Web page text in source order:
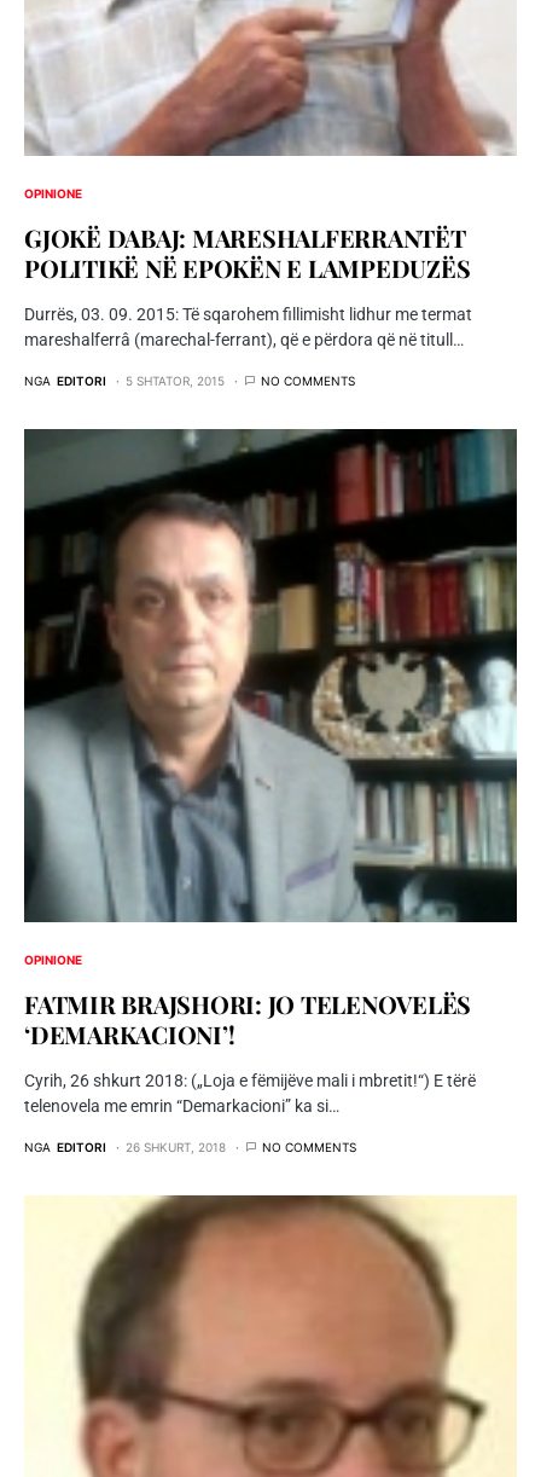
OPINIONE
GJOKË DABAJ: MARESHALFERRANTËT
POLITIKË NË EPOKËN E LAMPEDUZËS
Durrës, 03. 09. 2015: Të sqarohem fillimisht lidhur me termat
mareshalferrâ (marechal-ferrant), që e përdora që në titull…
NGA EDITORI 5 SHTATOR, 2015 NO COMMENTS
OPINIONE
FATMIR BRAJSHORI: JO TELENOVELËS
‘DEMARKACIONI’!
Cyrih, 26 shkurt 2018: („Loja e fëmijëve mali i mbretit!“) E tërë
telenovela me emrin “Demarkacioni” ka si…
NGA EDITORI 26 SHKURT, 2018 NO COMMENTS